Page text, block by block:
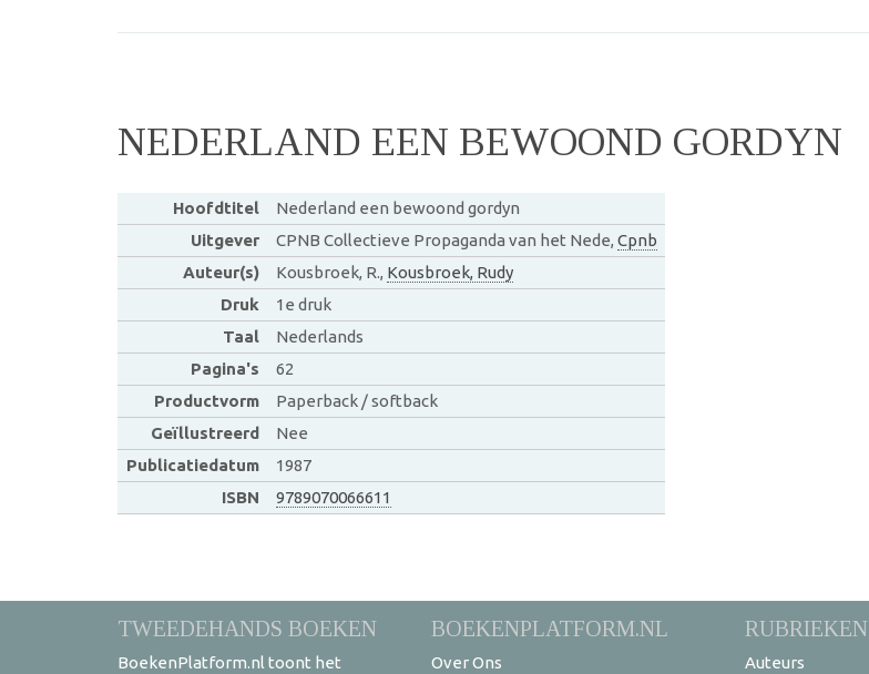
NEDERLAND EEN BEWOOND GORDYN
Hoofdtitel
Nederland een bewoond gordyn
Uitgever
CPNB Collectieve Propaganda van het Nede, Cpnb
Auteur(s)
Kousbroek, R., Kousbroek, Rudy
Druk
1e druk
Taal
Nederlands
Pagina's
62
Productvorm
Paperback / softback
Geïllustreerd
Nee
Publicatiedatum
1987
ISBN
9789070066611
TWEEDEHANDS BOEKEN
BoekenPlatform.nl toont het
BOEKENPLATFORM.NL
Over Ons
RUBRIEKEN
Auteurs